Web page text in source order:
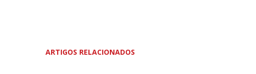
ARTIGOS RELACIONADOS